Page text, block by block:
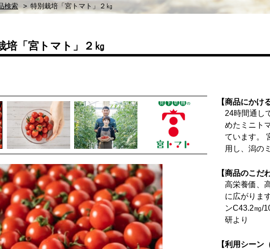
検索 特別栽培「宮トマト」２㎏
培「宮トマト」２㎏
【商品にかけ
24時間通し
めたミニト
ています。
用し、潟の
【商品のこだ
高栄養価、
に広がります
ンC43.2㎎/
研より
【利用シーン